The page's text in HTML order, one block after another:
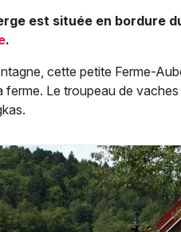
est située en bordure
.
cette petite Ferme-
ferme. Le troupeau de